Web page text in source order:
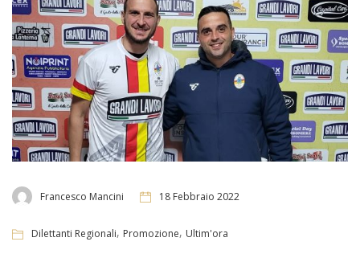
Francesco Mancini 18 Febbraio 2022
Dilettanti Regionali, Promozione, Ultim'ora